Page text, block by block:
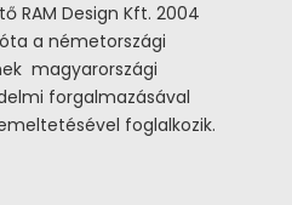
RAM Design Kft. 2004
a németországi
magyarországi
forgalmazásával
foglalkozik.